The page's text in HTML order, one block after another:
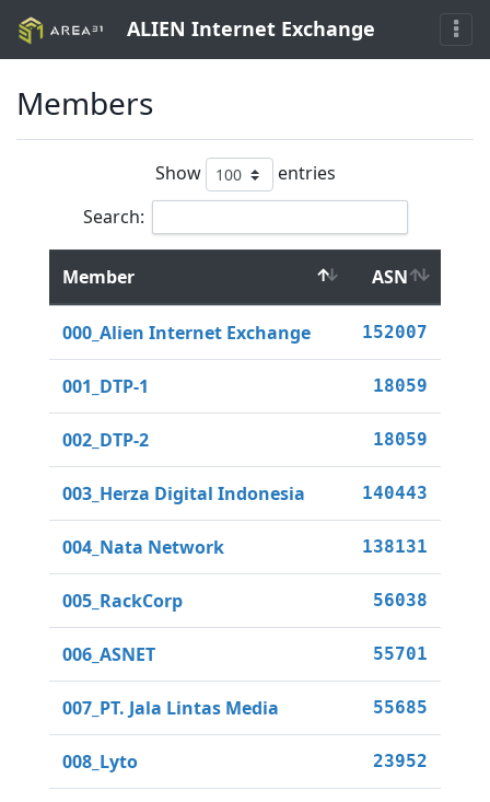
ALIEN Internet Exchange
Members
Show
entries
Search:
Member ASN
000_Alien Internet Exchange 152007
001_DTP-1 18059
002_DTP-2 18059
003_Herza Digital Indonesia 140443
004_Nata Network 138131
005_RackCorp 56038
006_ASNET 55701
007_PT. Jala Lintas Media 55685
008_Lyto 23952